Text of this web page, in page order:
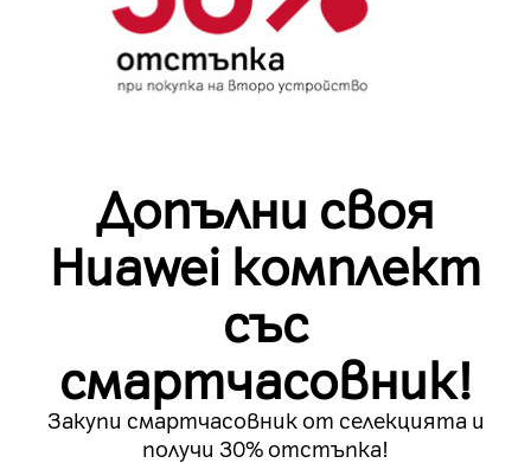
Допълни своя
Huawei комплект
със
смартчасовник!
Закупи смартчасовник от селекцията и
получи 30% отстъпка!